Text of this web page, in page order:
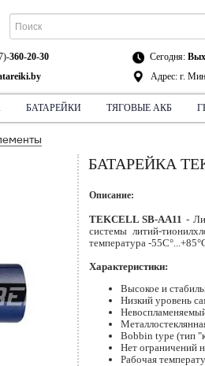
360-20-30
Сегодня:
Адрес: г.
СХЕМА
БАТАРЕЙКИ ТЯГОВЫЕ АКБ
БАТАРЕЙКА
Описание:
TEKCELL SB-AA11 -
системы литий-
температура -
Характеристики:
Высокое и
Низкий уровень
Bobbin type (тип
Нет ограничений
Рабочая